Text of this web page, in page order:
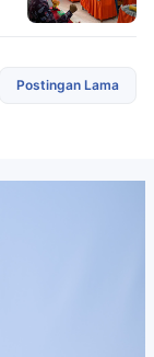
Postingan Lama